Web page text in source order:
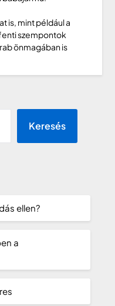
is, mint például a
szempontok
önmagában is
Keresés
ellen?
a